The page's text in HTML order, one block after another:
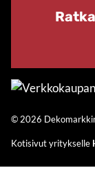
© 2026
Kotisivut yritykselle